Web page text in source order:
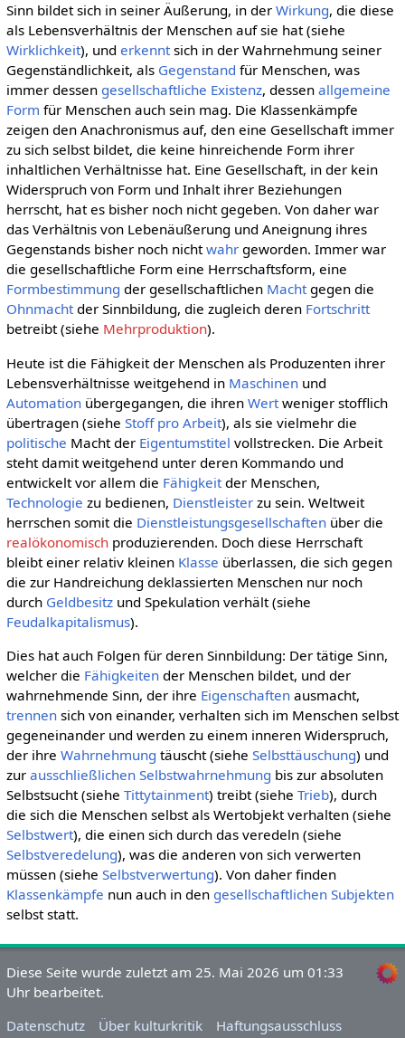
Sinn bildet sich in seiner Äußerung, in der Wirkung, die diese
als Lebensverhältnis der Menschen auf sie hat (siehe
Wirklichkeit), und erkenntsich in der Wahrnehmung seiner
Gegenständlichkeit, als Gegenstand für Menschen, was
immer dessen gesellschaftliche Existenz, dessen allgemeine
Form für Menschen auch sein mag. Die Klassenkämpfe
zeigen den Anachronismus auf, den eine Gesellschaft immer
zu sich selbst bildet, die keine hinreichende Form ihrer
inhaltlichen Verhältnisse hat. Eine Gesellschaft, in der kein
Widerspruch von Form und Inhalt ihrer Beziehungen
herrscht, hat es bisher noch nicht gegeben. Von daher war
das Verhältnis von Lebenäußerung und Aneignung ihres
Gegenstands bisher noch nichtwahrgeworden. Immer war
die gesellschaftliche Form eine Herrschaftsform, eine
Formbestimmung der gesellschaftlichen Machtgegen die
Ohnmachtder Sinnbildung, die zugleich deren Fortschritt
betreibt (siehe Mehrproduktion).
Heute ist die Fähigkeit der Menschen als Produzenten ihrer
Lebensverhältnisse weitgehend in Maschinenund
Automationübergegangen, die ihren Wertweniger stofflich
übertragen (siehe Stoff pro Arbeit), als sie vielmehr die
politische Macht der Eigentumstitel vollstrecken. Die Arbeit
steht damit weitgehend unter deren Kommando und
entwickelt vor allem die Fähigkeitder Menschen,
Technologie zu bedienen, Dienstleisterzu sein. Weltweit
herrschen somit die Dienstleistungsgesellschaftenüber die
realökonomischproduzierenden. Doch diese Herrschaft
bleibt einer relativ kleinen Klasse überlassen, die sich gegen
die zur Handreichung deklassierten Menschen nur noch
durch Geldbesitzund Spekulation verhält (siehe
Feudalkapitalismus).
Dies hat auch Folgen für deren Sinnbildung: Der tätige Sinn,
welcher die Fähigkeitender Menschen bildet, und der
wahrnehmende Sinn, der ihre Eigenschaftenausmacht,
trennensich von einander, verhalten sich im Menschen selbst
gegeneinander und werden zu einem inneren Widerspruch,
der ihre Wahrnehmung täuscht (siehe Selbsttäuschung) und
zur ausschließlichen Selbstwahrnehmung bis zur absoluten
Selbstsucht (siehe Tittytainment) treibt (siehe Trieb), durch
die sich die Menschen selbst als Wertobjekt verhalten (siehe
Selbstwert), die einen sich durch das veredeln (siehe
Selbstveredelung), was die anderen von sich verwerten
müssen (siehe Selbstverwertung). Von daher finden
Klassenkämpfe nun auch in den gesellschaftlichen Subjekten
selbst statt.
Diese Seite wurde zuletzt am 25. Mai 2026 um 01:33
Uhr bearbeitet.
Datenschutz
Über kulturkritik Haftungsausschluss